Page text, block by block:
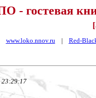
- гостевая
www.loko.nnov.ru| Red-
23:29:17